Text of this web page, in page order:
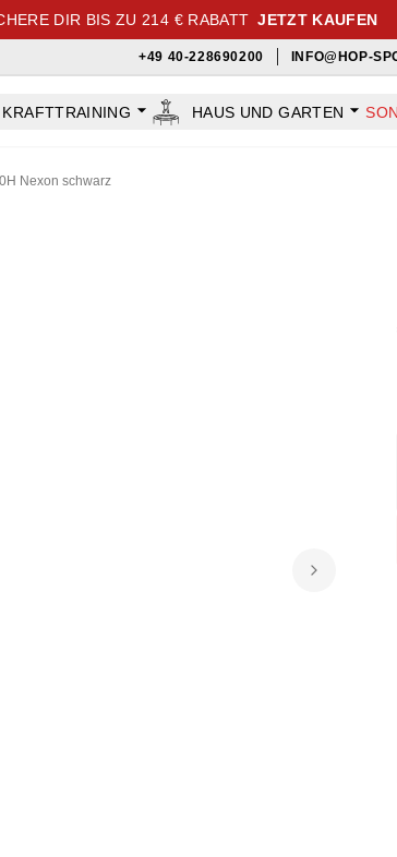
DIR BIS ZU 214 € RABATT JETZT KAUFEN
+49 40-228690200 INFO@HOP-
KRAFTTRAINING HAUS UND GARTEN
Nexon schwarz